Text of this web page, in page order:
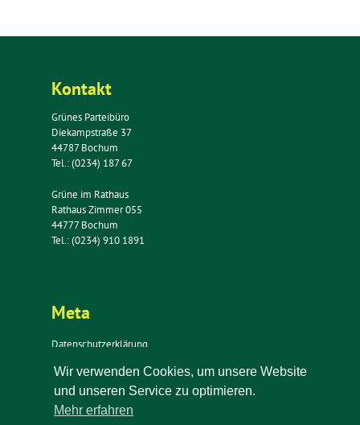
Kontakt
Grünes Parteibüro
Diekampstraße 37
44787 Bochum
Tel.: (0234) 187 67
Grüne im Rathaus
Rathaus Zimmer 055
44777 Bochum
Tel.: (0234) 910 1891
Meta
Datenschutzerklärung
Impressum
Kontakt
Newsletter
Wir verwenden Cookies, um unsere Website
und unseren Service zu optimieren.
Mehr erfahren